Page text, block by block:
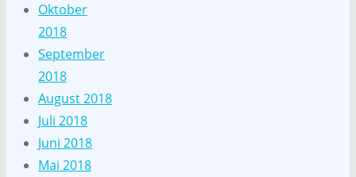
Oktober
2018
September
2018
August 2018
Juli 2018
Juni 2018
Mai 2018